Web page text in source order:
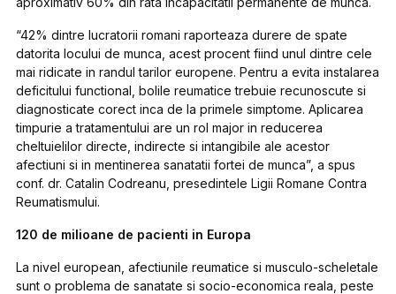
“42% dintre lucratorii romani raporteaza durere de spate
datorita locului de munca, acest procent fiind unul dintre cele
mai ridicate in randul tarilor europene. Pentru a evita instalarea
deficitului functional, bolile reumatice trebuie recunoscute si
diagnosticate corect inca de la primele simptome. Aplicarea
timpurie a tratamentului are un rol major in reducerea
cheltuielilor directe, indirecte si intangibile ale acestor
afectiuni si in mentinerea sanatatii fortei de munca”, a spus
conf. dr. Catalin Codreanu, presedintele Ligii Romane Contra
Reumatismului.
120 de milioane de pacienti in Europa
La nivel european, afectiunile reumatice si musculo-scheletale
sunt o problema de sanatate si socio-economica reala, peste